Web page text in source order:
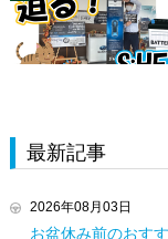
最新記事
2026年08月03日
お盆休み前のおす